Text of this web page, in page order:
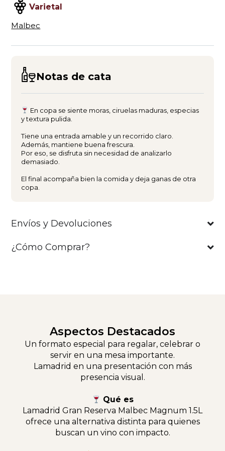
Varietal
Malbec
Envíos y Devoluciones
¿Cómo Comprar?
Notas de cata
En copa se siente moras, ciruelas maduras, especias
y textura pulida.
Tiene una entrada amable y un recorrido claro.
Además, mantiene buena frescura.
Por eso, se disfruta sin necesidad de analizarlo
demasiado.
El final acompaña bien la comida y deja ganas de otra
copa.
Aspectos Destacados
Un formato especial para regalar, celebrar o
servir en una mesa importante.
Lamadrid en una presentación con más
presencia visual.
Qué es
Lamadrid Gran Reserva Malbec Magnum 1.5L
ofrece una alternativa distinta para quienes
buscan un vino con impacto.